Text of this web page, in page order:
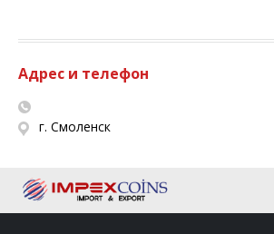
Адрес и телефон
г. Смоленск